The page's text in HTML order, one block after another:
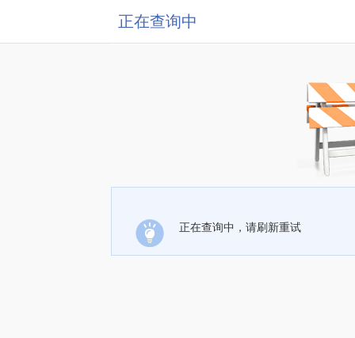
正在查询中
正在查询中，请刷新重试